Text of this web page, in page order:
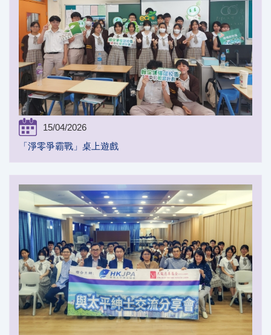
15/04/2026
「淨零爭霸戰」桌上遊戲